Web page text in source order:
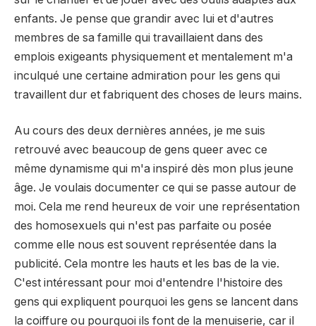
enfants. Je pense que grandir avec lui et d'autres
membres de sa famille qui travaillaient dans des
emplois exigeants physiquement et mentalement m'a
inculqué une certaine admiration pour les gens qui
travaillent dur et fabriquent des choses de leurs mains.
Au cours des deux dernières années, je me suis
retrouvé avec beaucoup de gens queer avec ce
même dynamisme qui m'a inspiré dès mon plus jeune
âge. Je voulais documenter ce qui se passe autour de
moi. Cela me rend heureux de voir une représentation
des homosexuels qui n'est pas parfaite ou posée
comme elle nous est souvent représentée dans la
publicité. Cela montre les hauts et les bas de la vie.
C'est intéressant pour moi d'entendre l'histoire des
gens qui expliquent pourquoi les gens se lancent dans
la coiffure ou pourquoi ils font de la menuiserie, car il